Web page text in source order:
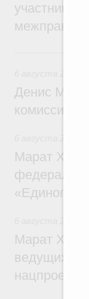
участников
Денис
комиссии
Марат
«Единого
Марат
ведущих к